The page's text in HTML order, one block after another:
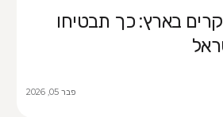
בארץ: כך תבטיחו
פבר 05, 2026